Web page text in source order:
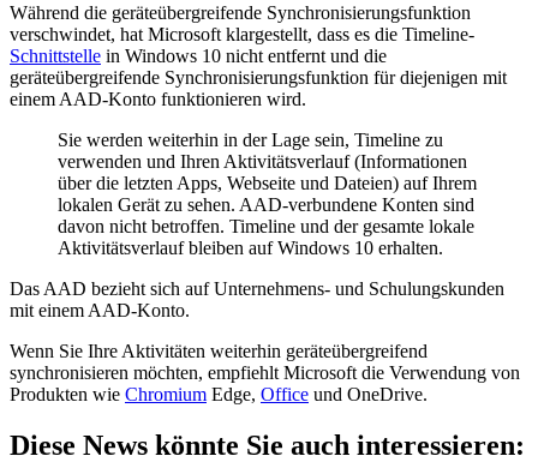
Während die geräteübergreifende Synchronisierungsfunktion
verschwindet, hat Microsoft klargestellt, dass es die Timeline-
Schnittstelle in Windows 10 nicht entfernt und die
geräteübergreifende Synchronisierungsfunktion für diejenigen mit
einem AAD-Konto funktionieren wird.
Sie werden weiterhin in der Lage sein, Timeline zu
verwenden und Ihren Aktivitätsverlauf (Informationen
über die letzten Apps, Webseite und Dateien) auf Ihrem
lokalen Gerät zu sehen. AAD-verbundene Konten sind
davon nicht betroffen. Timeline und der gesamte lokale
Aktivitätsverlauf bleiben auf Windows 10 erhalten.
Das AAD bezieht sich auf Unternehmens- und Schulungskunden
mit einem AAD-Konto.
Wenn Sie Ihre Aktivitäten weiterhin geräteübergreifend
synchronisieren möchten, empfiehlt Microsoft die Verwendung von
Produkten wie Chromium Edge, Office und OneDrive.
Diese News könnte Sie auch interessieren: